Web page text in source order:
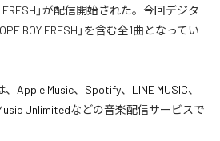
FRESH」が配信開始された。今回デジタ
BOY FRESH」を含む全1曲となってい
、 Apple Music、 Spotify、 LINE MUSIC、
Unlimitedなどの音楽配信サービスで